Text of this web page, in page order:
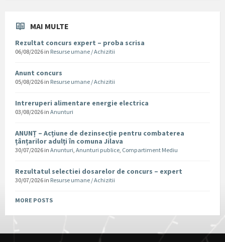
MAI MULTE
Rezultat concurs expert – proba scrisa
06/08/2026 in Resurse umane / Achizitii
Anunt concurs
05/08/2026 in Resurse umane / Achizitii
Intreruperi alimentare energie electrica
03/08/2026 in Anunturi
ANUNȚ – Acțiune de dezinsecție pentru combaterea
țânțarilor adulți în comuna Jilava
30/07/2026 in Anunturi, Anunturi publice, Compartiment Mediu
Rezultatul selectiei dosarelor de concurs – expert
30/07/2026 in Resurse umane / Achizitii
MORE POSTS